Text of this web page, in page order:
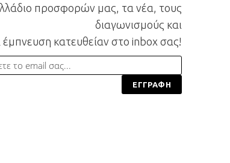
προσφορών μας, τα νέα, τους
διαγωνισμούς και
έμπνευση κατευθείαν στο inbox σας!